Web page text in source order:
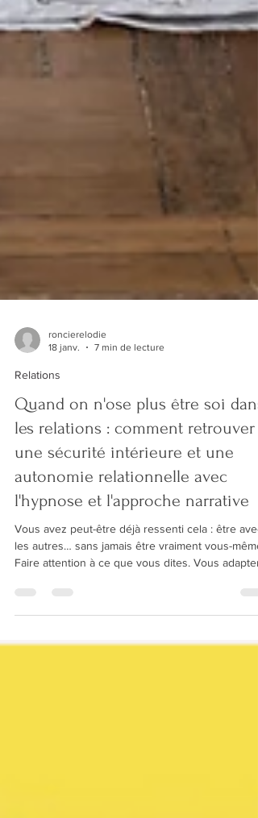
roncierelodie
Relations
Quand on n'ose plus être soi dans
les relations : comment retrouver
une sécurité intérieure et une
autonomie relationnelle avec
l'hypnose et l'approche narrative
Vous avez peut-être déjà ressenti cela : être avec
les autres… sans jamais être vraiment vous-même.
éviter les conflits. Ou, à l’inverse, vous sentir